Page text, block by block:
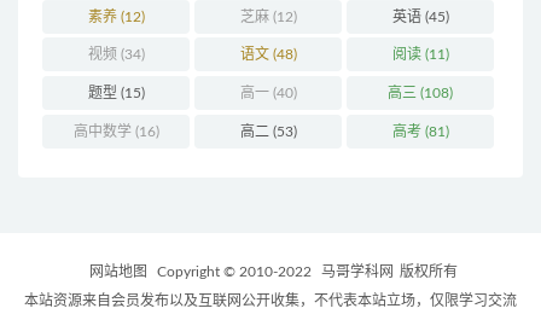
素养(12) 芝麻(12) 英语(45)
视频 (34) 语文 (48) 阅读(11)
题型 (15) 高一(40) 高三 (108)
高中数学(16) 高二 (53) 高考(81)
网站地图 Copyright © 2010-2022 马哥学科网 版权所有
本站资源来自会员发布以及互联网公开收集，不代表本站立场，仅限学习交流